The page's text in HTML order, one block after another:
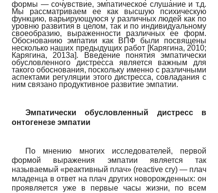
формы — сочувствие, эмпатическое слушание и т.д.
Мы рассматриваем ее как высшую психическую
функцию, варьирующуюся у различных людей как по
уровню развития в целом, так и по индивидуальному
своеобразию, выраженности различных ее форм.
Обоснованию эмпатии как ВПФ были посвящены
несколько наших предыдущих работ [Карягина, 2010;
Карягина, 2013а]. Введение понятия эмпатически
обусловленного дистресса является важным для
такого обоснования, поскольку именно с различными
аспектами регуляции этого дистресса, совладания с
ним связано продуктивное развитие эмпатии.
Эмпатически обусловленный дистресс в
онтогенезе эмпатии
По мнению многих исследователей, первой
формой выражения эм­патии является так
называемый «реактивный плач» (reactive cry) — плач
младенца в ответ на плач других новорожденных: он
проявляется уже в первые часы жизни, по всем